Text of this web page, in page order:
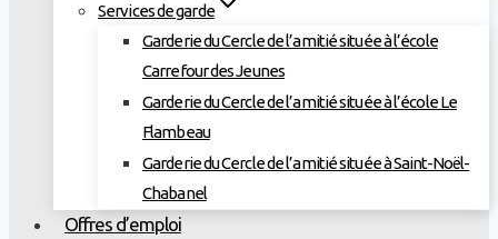
Services de garde
Garderie du Cercle de l’amitié située à l’école
Carrefour des Jeunes
Garderie du Cercle de l’amitié située à l’école Le
Flambeau
Garderie du Cercle de l’amitié située à Saint-Noël-
Chabanel
Offres d’emploi